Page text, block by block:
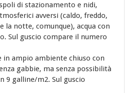
di stazionamento e nidi,
avversi (caldo, freddo,
la notte, comunque), acqua con
Sul guscio compare il numero
in ampio ambiente chiuso con
gabbie, ma senza possibilità
9 galline/m2. Sul guscio